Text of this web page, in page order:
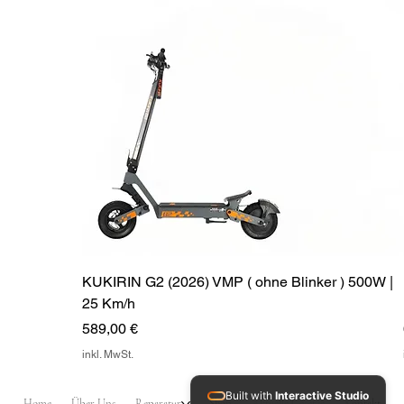
Scooter vereinen möchten.
KUKIRIN G2 (2026) VMP ( ohne Blinker ) 500W |
25 Km/h
Preis
589,00 €
inkl. MwSt.
Built with Interactive Studio